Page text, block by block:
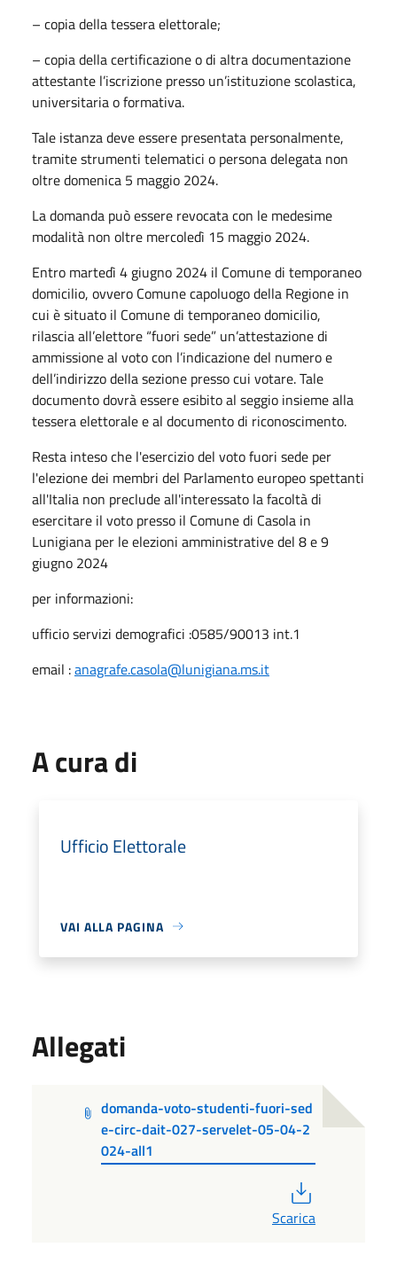
– copia della tessera elettorale;
– copia della certificazione o di altra documentazione
attestante l’iscrizione presso un’istituzione scolastica,
universitaria o formativa.
Tale istanza deve essere presentata personalmente,
tramite strumenti telematici o persona delegata non
oltre domenica 5 maggio 2024.
La domanda può essere revocata con le medesime
modalità non oltre mercoledì 15 maggio 2024.
Entro martedì 4 giugno 2024 il Comune di temporaneo
domicilio, ovvero Comune capoluogo della Regione in
cui è situato il Comune di temporaneo domicilio,
rilascia all’elettore “fuori sede” un’attestazione di
ammissione al voto con l’indicazione del numero e
dell’indirizzo della sezione presso cui votare. Tale
documento dovrà essere esibito al seggio insieme alla
tessera elettorale e al documento di riconoscimento.
Resta inteso che l'esercizio del voto fuori sede per
l'elezione dei membri del Parlamento europeo spettanti
all'Italia non preclude all'interessato la facoltà di
esercitare il voto presso il Comune di Casola in
Lunigiana per le elezioni amministrative del 8 e 9
giugno 2024
per informazioni:
ufficio servizi demografici :0585/90013 int.1
email :anagrafe.casola@lunigiana.ms.it
A cura di
Ufficio Elettorale
VAI ALLA PAGINA
Allegati
domanda-voto-studenti-fuori-sed
e-circ-dait-027-servelet-05-04-2
024-all1
Scarica